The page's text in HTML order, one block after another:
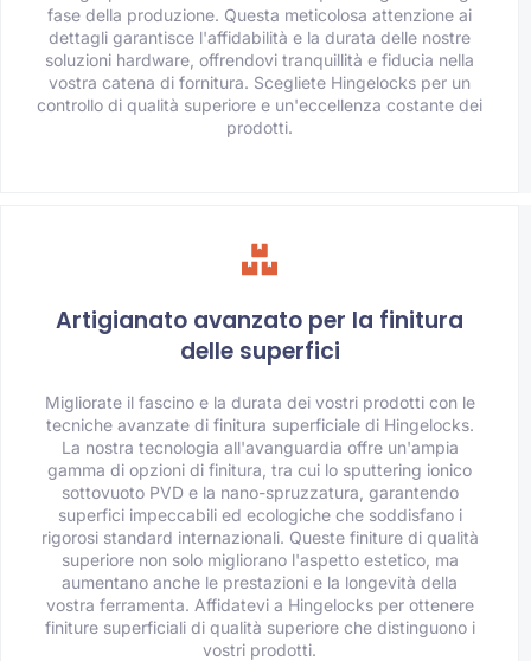
fase della produzione. Questa meticolosa attenzione ai
dettagli garantisce l'affidabilità e la durata delle nostre
soluzioni hardware, offrendovi tranquillità e fiducia nella
vostra catena di fornitura. Scegliete Hingelocks per un
controllo di qualità superiore e un'eccellenza costante dei
prodotti.
Artigianato avanzato per la finitura
delle superfici
Migliorate il fascino e la durata dei vostri prodotti con le
tecniche avanzate di finitura superficiale di Hingelocks.
La nostra tecnologia all'avanguardia offre un'ampia
gamma di opzioni di finitura, tra cui lo sputtering ionico
sottovuoto PVD e la nano-spruzzatura, garantendo
superfici impeccabili ed ecologiche che soddisfano i
rigorosi standard internazionali. Queste finiture di qualità
superiore non solo migliorano l'aspetto estetico, ma
aumentano anche le prestazioni e la longevità della
vostra ferramenta. Affidatevi a Hingelocks per ottenere
finiture superficiali di qualità superiore che distinguono i
vostri prodotti.